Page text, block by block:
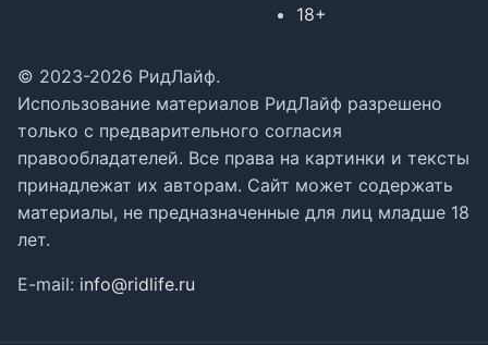
18+
© 2023-2026 РидЛайф.
Использование материалов РидЛайф разрешено
только с предварительного согласия
правообладателей. Все права на картинки и тексты
принадлежат их авторам. Сайт может содержать
материалы, не предназначенные для лиц младше 18
лет.
E-mail: info@ridlife.ru